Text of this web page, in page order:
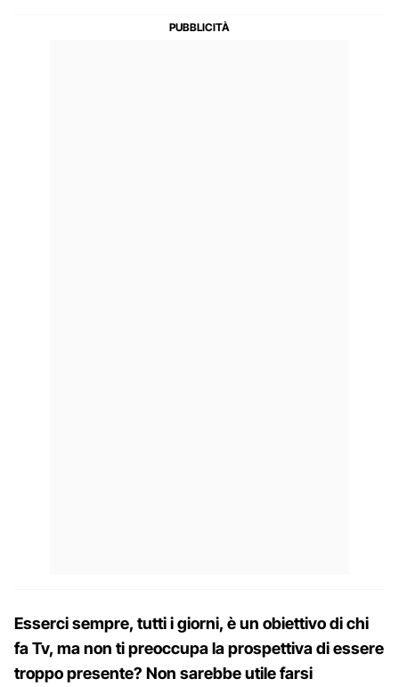
Esserci sempre, tutti i giorni, è un obiettivo di chi
fa Tv, ma non ti preoccupa la prospettiva di essere
troppo presente? Non sarebbe utile farsi